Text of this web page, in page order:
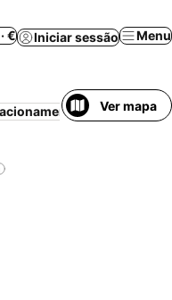
€ Iniciar sessão Menu
Piscina Ar
Ver mapa